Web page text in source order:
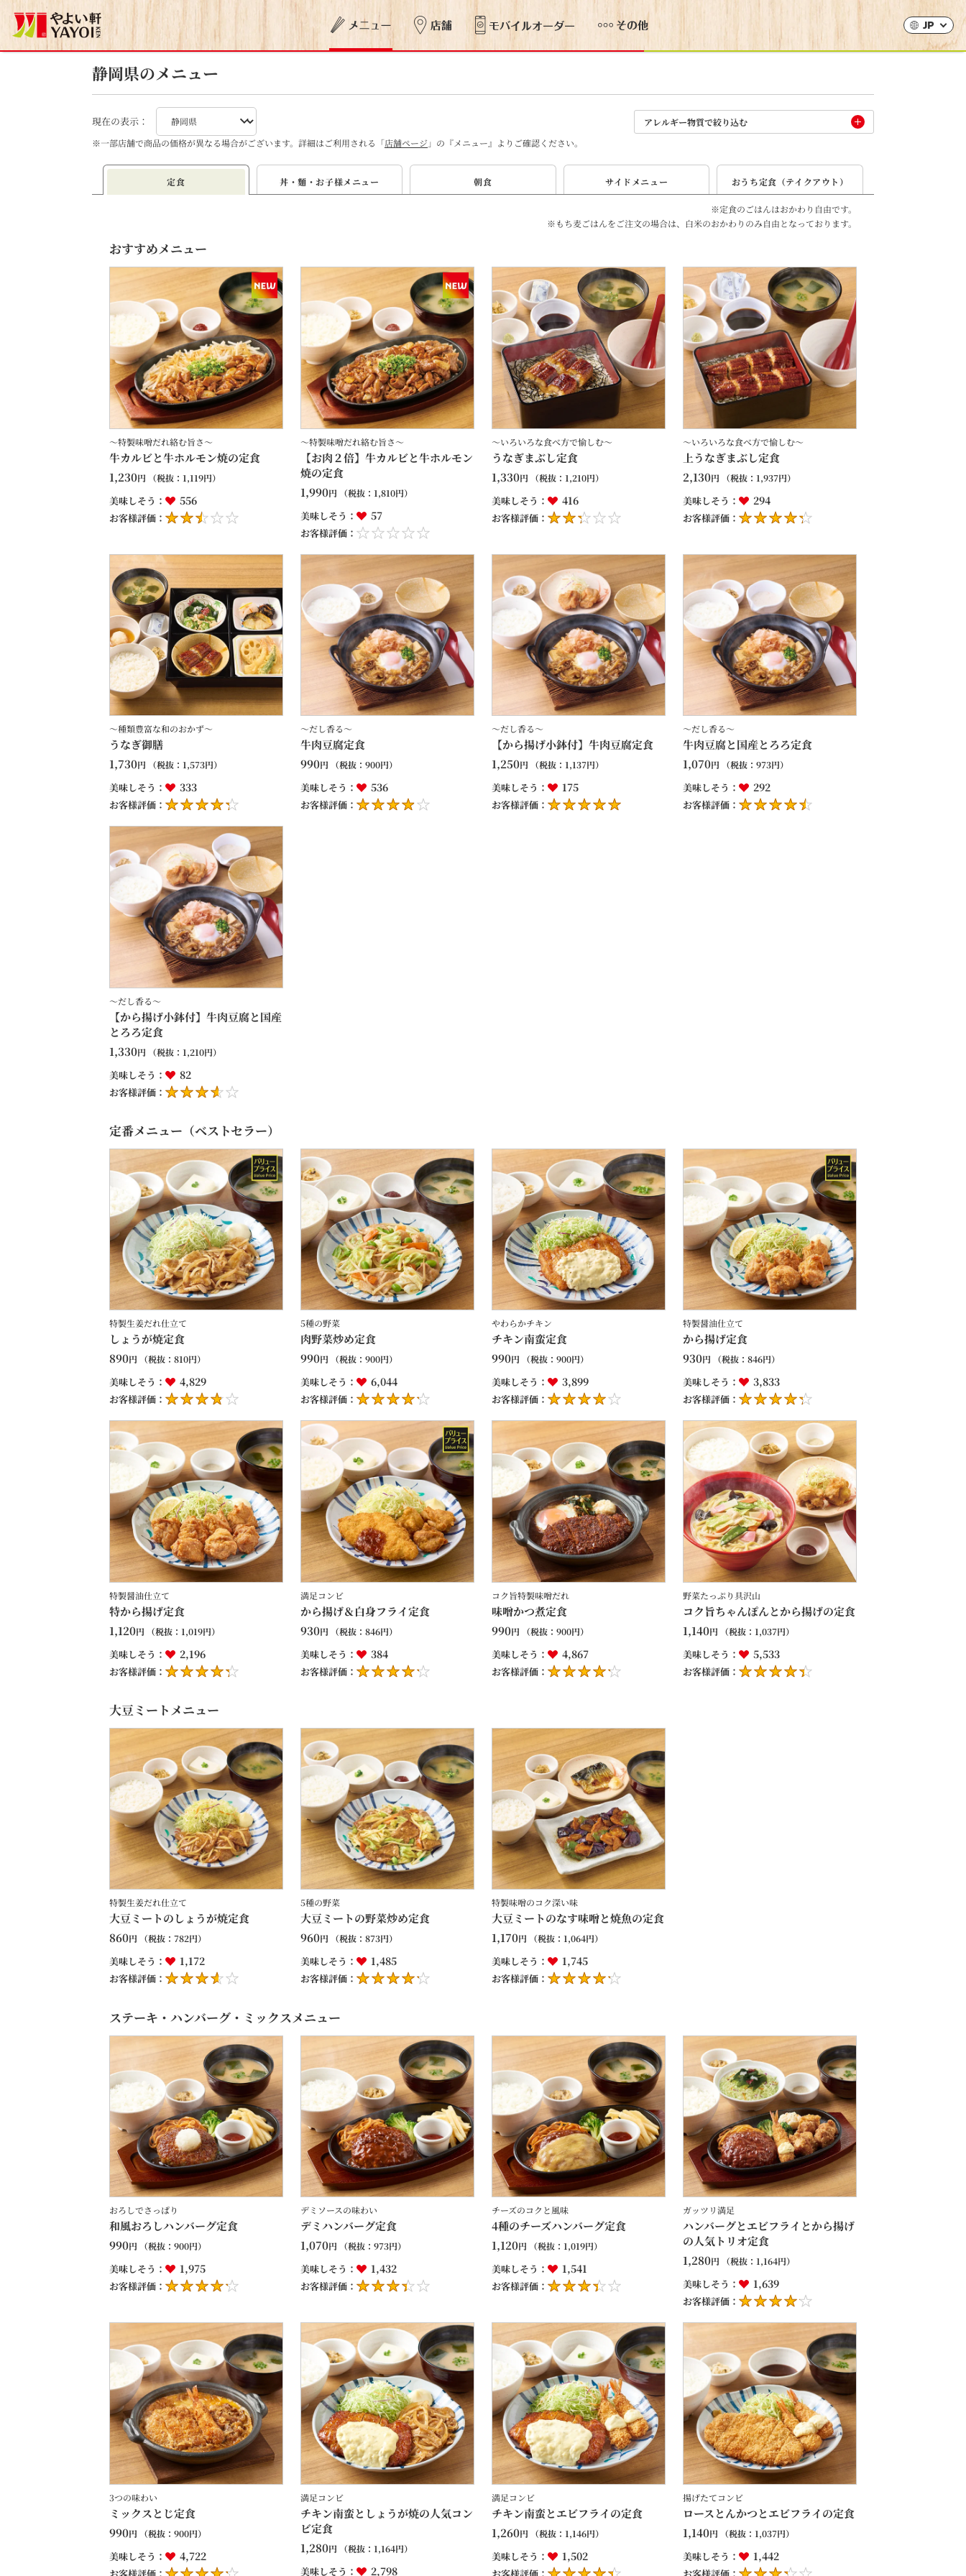
JP
静岡県のメニュー
現在の表示：
アレルギー物質で絞り込む
※一部店舗で商品の価格が異なる場合がございます。詳細はご利用される「店舗ページ 」の『メニュー』よりご確認ください。
定食 丼・麵・お子様メニュー 朝食 サイド メニュー おうち定食 （テイクアウト）
※定食のごはんはおかわり自由です。
※もち麦ごはんをご注文の場合は、 白米のおかわりのみ自由となっております。
おすすめメニュー
～特製味噌だれ絡む旨さ～
牛カルビと牛ホルモン焼の定食
1,230円 （税抜： 1,119円）
美味しそう： 556
お客様評価：
～特製味噌だれ絡む旨さ～
【お肉２倍】牛カルビと牛ホルモン
焼の定食
1,990円 （税抜： 1,810円）
美味しそう： 57
お客様評価：
～いろいろな食べ方で愉しむ～
うなぎまぶし定食
1,330円 （税抜： 1,210円）
美味しそう： 416
お客様評価：
～いろいろな食べ方で愉しむ～
上うなぎまぶし定食
2,130円 （税抜： 1,937円）
美味しそう： 294
お客様評価：
～種類豊富な和のおかず～
うなぎ御膳
1,730円 （税抜： 1,573円）
美味しそう： 333
お客様評価：
～だし香る～
牛肉豆腐定食
990円 （税抜： 900円）
美味しそう： 536
お客様評価：
～だし香る～
【から揚げ小鉢付】牛肉豆腐定食
1,250円 （税抜： 1,137円）
美味しそう： 175
お客様評価：
～だし香る～
牛肉豆腐と国産とろろ定食
1,070円 （税抜： 973円）
美味しそう： 292
お客様評価：
～だし香る～
【から揚げ小鉢付】牛肉豆腐と国産
とろろ定食
1,330円 （税抜： 1,210円）
美味しそう： 82
お客様評価：
定番メニュー（ベストセラー）
特製生姜だれ仕立て
しょうが焼定食
890円 （税抜： 810円）
美味しそう： 4,829
お客様評価：
5種の野菜
肉野菜炒め定食
990円 （税抜： 900円）
美味しそう： 6,044
お客様評価：
やわらかチキン
チキン南蛮定食
990円 （税抜： 900円）
美味しそう： 3,899
お客様評価：
特製醤油仕立て
から揚げ定食
930円 （税抜： 846円）
美味しそう： 3,833
お客様評価：
特製醤油仕立て
特から揚げ定食
1,120円 （税抜： 1,019円）
美味しそう： 2,196
お客様評価：
満足コンビ
から揚げ＆白身フライ定食
930円 （税抜： 846円）
美味しそう： 384
お客様評価：
コク旨特製味噌だれ
味噌かつ煮定食
990円 （税抜： 900円）
美味しそう： 4,867
お客様評価：
野菜たっぷり具沢山
コク旨ちゃんぽんとから揚げの定食
1,140円 （税抜： 1,037円）
美味しそう： 5,533
お客様評価：
大豆ミートメニュー
特製生姜だれ仕立て
大豆ミートのしょうが焼定食
860円 （税抜： 782円）
美味しそう： 1,172
お客様評価：
5種の野菜
大豆ミートの野菜炒め定食
960円 （税抜： 873円）
美味しそう： 1,485
お客様評価：
特製味噌のコク深い味
大豆ミートのなす味噌と焼魚の定食
1,170円 （税抜： 1,064円）
美味しそう： 1,745
お客様評価：
ステーキ・ハンバーグ・ミックスメニュー
おろしでさっぱり
和風おろしハンバーグ定食
990円 （税抜： 900円）
美味しそう： 1,975
お客様評価：
デミソースの味わい
デミハンバーグ定食
1,070円 （税抜： 973円）
美味しそう： 1,432
お客様評価：
チーズのコクと風味
4種のチーズハンバーグ定食
1,120円 （税抜： 1,019円）
美味しそう： 1,541
お客様評価：
ガッツリ満足
ハンバーグとエビフライとから揚げ
の人気トリオ定食
1,280円 （税抜： 1,164円）
美味しそう： 1,639
お客様評価：
3つの味わい
ミックスとじ定食
990円 （税抜： 900円）
美味しそう： 4,722
お客様評価：
満足コンビ
チキン南蛮としょうが焼の人気コン
ビ定食
1,280円 （税抜： 1,164円）
美味しそう： 2,798
満足コンビ
チキン南蛮とエビフライの定食
1,260円 （税抜： 1,146円）
美味しそう： 1,502
お客様評価：
揚げたてコンビ
ロースとんかつとエビフライの定食
1,140円 （税抜： 1,037円）
美味しそう： 1,442
お客様評価：